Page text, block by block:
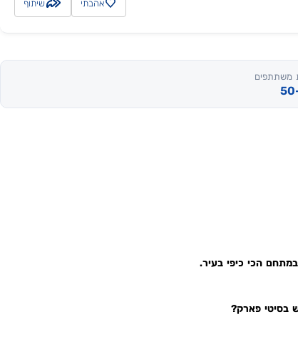
אהבתי שיתוף
משתתפים
במתחם הכי כיפי בעיר.
בסיטי פארק?